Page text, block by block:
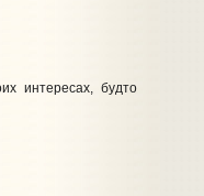
интересах, будто